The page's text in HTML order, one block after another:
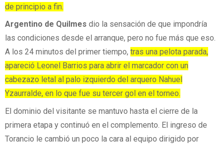
de principio a fin.
Argentino de Quilmes dio la sensación de que impondría
las condiciones desde el arranque, pero no fue más que eso.
A los 24 minutos del primer tiempo, tras una pelota parada,
apareció Leonel Barrios para abrir el marcador con un
cabezazo letal al palo izquierdo del arquero Nahuel
Yzaurralde, en lo que fue su tercer gol en el torneo.
El dominio del visitante se mantuvo hasta el cierre de la
primera etapa y continuó en el complemento. El ingreso de
Torancio le cambió un poco la cara al equipo dirigido por